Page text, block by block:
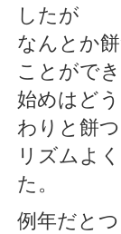
したが
なんとか
ことができ
始めはど
わりと餅
リズムよ
た。
例年だと